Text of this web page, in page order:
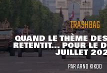
TRASHBAG
QUAND LE THÈME
RETENTIT... POUR LE
JUILLET
PARARNO KIKOO